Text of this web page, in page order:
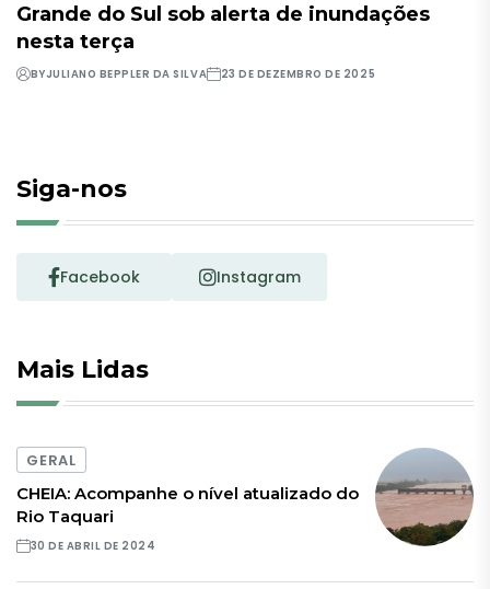
Grande do Sul sob alerta de inundações
nesta terça
BYJULIANO BEPPLER DA SILVA 23 DE DEZEMBRO DE 2025
Siga-nos
Facebook Instagram
Mais Lidas
GERAL
CHEIA: Acompanhe o nível atualizado do
Rio Taquari
30 DE ABRIL DE 2024